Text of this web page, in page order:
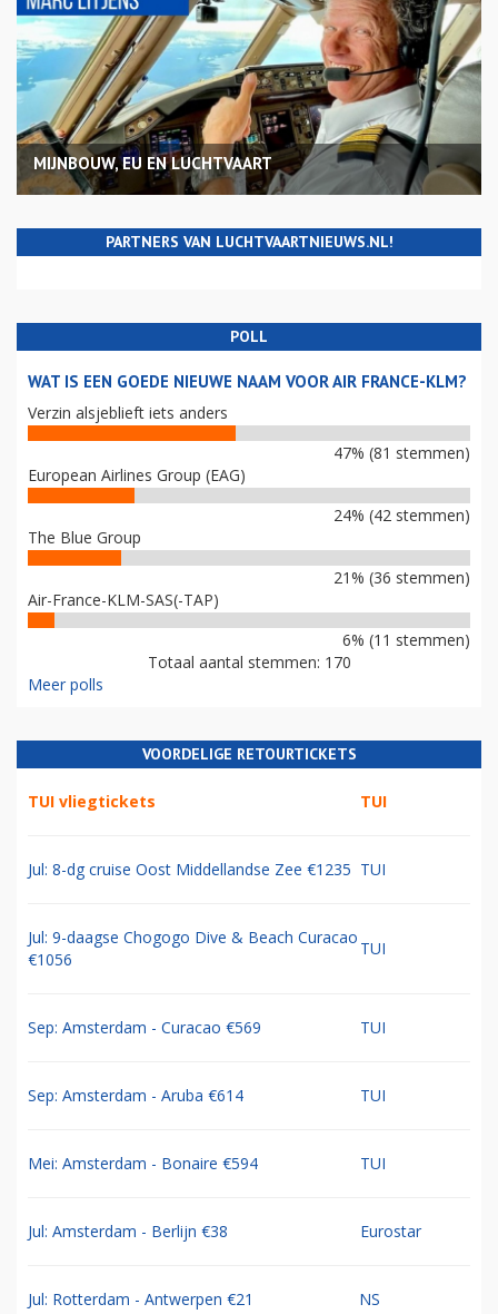
MIJNBOUW, EU EN LUCHTVAART
PARTNERS VAN LUCHTVAARTNIEUWS.NL!
POLL
WAT IS EEN GOEDE NIEUWE NAAM VOOR AIR FRANCE-KLM?
Verzin alsjeblieft iets anders
47% (81 stemmen)
European Airlines Group (EAG)
24% (42 stemmen)
The Blue Group
21% (36 stemmen)
Air-France-KLM-SAS(-TAP)
6% (11 stemmen)
Totaal aantal stemmen: 170
Meer polls
VOORDELIGE RETOURTICKETS
TUI vliegtickets TUI
Jul: 8-dg cruise Oost Middellandse Zee €1235 TUI
Jul: 9-daagse Chogogo Dive & Beach Curacao
€1056
TUI
Sep: Amsterdam - Curacao €569 TUI
Sep: Amsterdam - Aruba €614 TUI
Mei: Amsterdam - Bonaire €594 TUI
Jul: Amsterdam - Berlijn €38 Eurostar
Jul: Rotterdam - Antwerpen €21 NS